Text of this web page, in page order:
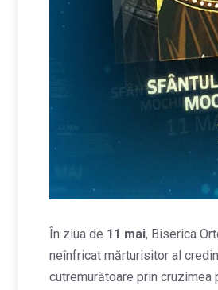
În ziua de 11 mai, Biserica
neînfricat mărturisitor al
cutremurătoare prin cruzimea